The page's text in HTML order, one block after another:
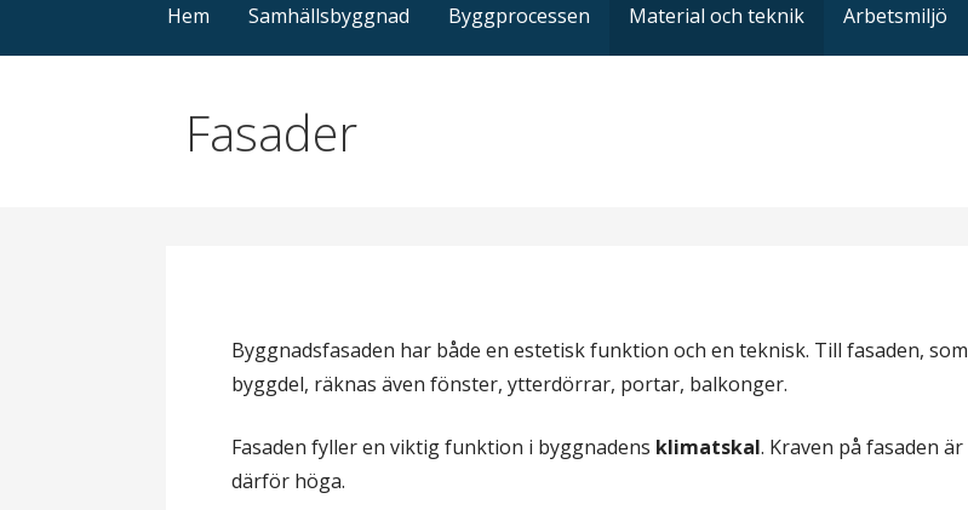
Hem Samhällsbyggnad Byggprocessen Material och teknik Arbetsmiljö
Fasader
Byggnadsfasaden har både en estetisk funktion och en teknisk. Till fasaden, som
byggdel, räknas även fönster, ytterdörrar, portar, balkonger.
Fasaden fyller en viktig funktion i byggnadens klimatskal. Kraven på fasaden är
därför höga.